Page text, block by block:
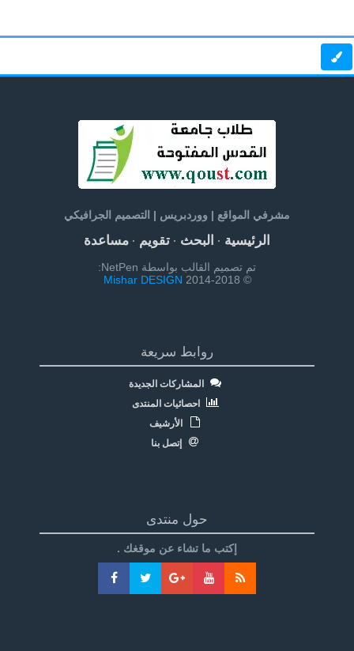
مشرفي المواقع | ووردبريس | التصميم الجرافيكي
الرئيسية· البحث· تقويم· مساعدة
تم تصميم القالب بواسطة NetPen:
© 2014-2018
Mishar DESIGN
روابط سريعة
المشاركات الجديدة
احصائيات المنتدى
الأرشيف
إتصل بنا
حول منتدى
إكتب ما تشاء عن موقغك .